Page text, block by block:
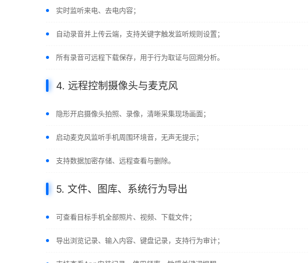
实时监听来电、去电内容；
自动录音并上传云端，支持关键字触发监听规则设置；
所有录音可远程下载保存，用于行为取证与回溯分析。
4. 远程控制摄像头与麦克风
隐形开启摄像头拍照、录像，清晰采集现场画面；
启动麦克风监听手机周围环境音，无声无提示；
支持数据加密存储、远程查看与删除。
5. 文件、图库、系统行为导出
可查看目标手机全部照片、视频、下载文件；
导出浏览记录、输入内容、键盘记录，支持行为审计；